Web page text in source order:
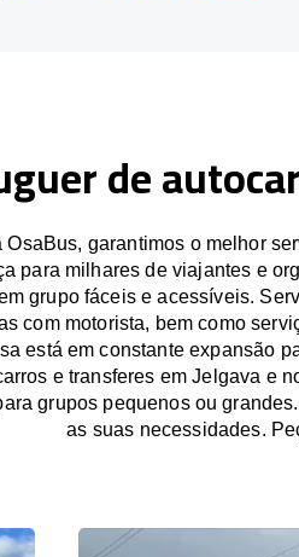
de
OsaBus, garantimos o melhor
para milhares de viajantes e
grupo fáceis e acessíveis.
com motorista, bem como
está em constante expansão
e transferes em Jelgava e
grupos pequenos ou
as suas necessidades.